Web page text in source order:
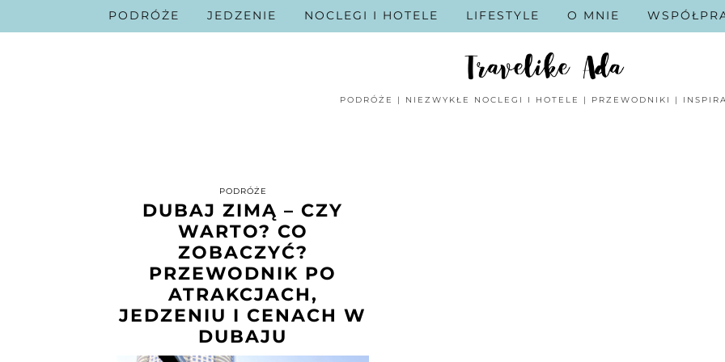
PODRÓŻE | NIEZWYKŁE NOCLEGI I HOTELE | PRZEWODNIKI |
PODRÓŻE JEDZENIE NOCLEGI I HOTELE LIFESTYLE O MNIE
PODRÓŻE
DUBAJ ZIMĄ – CZY
WARTO? CO
ZOBACZYĆ?
PRZEWODNIK PO
ATRAKCJACH,
JEDZENIU I CENACH W
DUBAJU